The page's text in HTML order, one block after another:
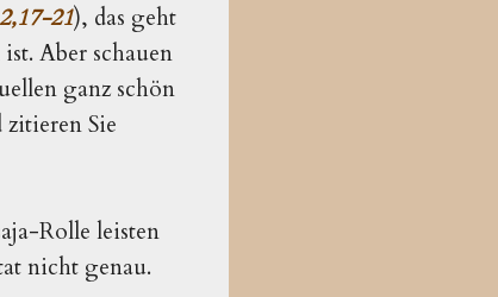
21), das geht
Aber schauen
ganz schön
zitieren Sie
Rolle leisten
nicht genau.